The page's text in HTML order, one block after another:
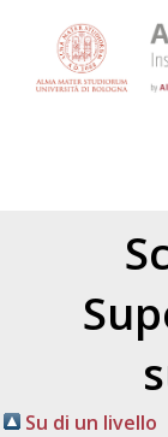
Su di un livello